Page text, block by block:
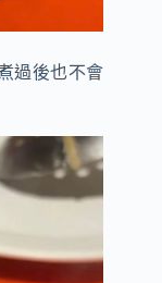
過後也不會